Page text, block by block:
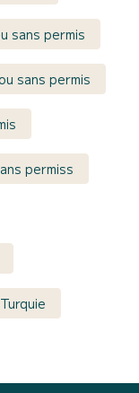
sans permis
sans permis
permiss